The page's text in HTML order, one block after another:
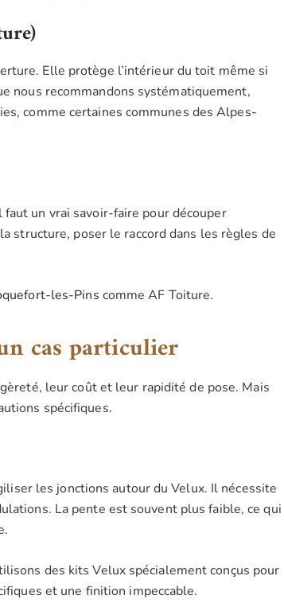
Elle protège l’intérieur du toit même si
nous recommandons systématiquement,
comme certaines communes des Alpes-
un vrai savoir-faire pour découper
structure, poser le raccord dans les règles de
les-Pins comme AF Toiture.
cas particulier
leur coût et leur rapidité de pose. Mais
spécifiques.
les jonctions autour du Velux. Il nécessite
La pente est souvent plus faible, ce qui
des kits Velux spécialement conçus pour
et une finition impeccable.